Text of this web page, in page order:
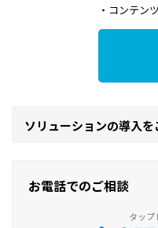
・コンテン
ソリューションの導入
お電話でのご相談